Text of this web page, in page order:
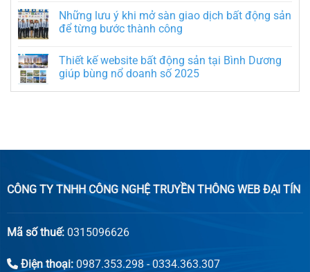
Những lưu ý khi mở sàn giao dịch bất động sản
để từng bước thành công
Thiết kế website bất động sản tại Bình Dương
giúp bùng nổ doanh số 2025
CÔNG TY TNHH CÔNG NGHỆ TRUYỀN THÔNG WEB ĐẠI TÍN
Mã số thuế:0315096626
Điện thoại:0987.353.298 - 0334.363.307